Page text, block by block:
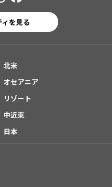
を見る
北米
オセアニア
リゾート
中近東
日本